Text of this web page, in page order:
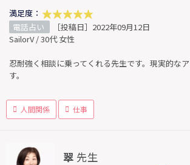
満足度：
電話占い
［投稿日］2022年09月12日
SailorV / 30代 女性
忍耐強く相談に乗ってくれる先生です。現実的な
す。
人間関係 仕事
翠 先生